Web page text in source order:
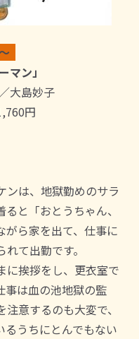
マン」
大島妙子
円
ンは、地獄勤めのサラ
と「おとうちゃん、
がら家を出て、仕事に
て出勤です。
に挨拶をし、更衣室で
事は血の池地獄の監
意するのも大変で、
るうちにとんでもない